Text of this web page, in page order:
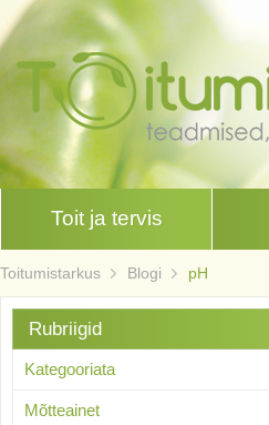
Toit ja tervis
Toitumistarkus Blogi pH
Rubriigid
Kategooriata
Mõtteainet